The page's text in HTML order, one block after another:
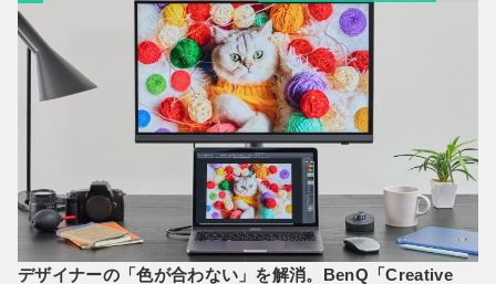
デザイナーの「色が合わない」を解消。BenQ「Creative